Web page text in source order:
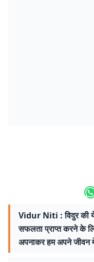
Vidur Niti : विदुर की ये
सफलता प्राप्त करने के
अपनाकर हम अपने